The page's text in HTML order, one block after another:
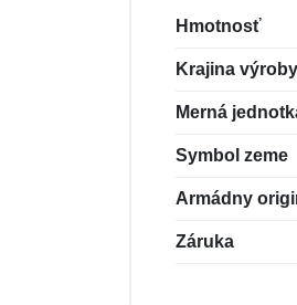
Hmotnosť
Krajina výroby
Merná
Symbol zeme
Armádny
Záruka